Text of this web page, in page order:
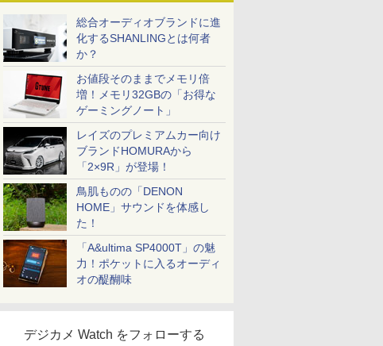
総合オーディオブランドに進
化するSHANLINGとは何者
か？
お値段そのままでメモリ倍
増！メモリ32GBの「お得な
ゲーミングノート」
レイズのプレミアムカー向け
ブランドHOMURAから
「2×9R」が登場！
鳥肌ものの「DENON
HOME」サウンドを体感し
た！
「A&ultima SP4000T」の魅
力！ポケットに入るオーディ
オの醍醐味
デジカメ Watch をフォローする